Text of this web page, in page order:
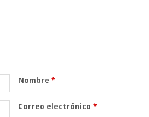
Nombre *
Correo electrónico *